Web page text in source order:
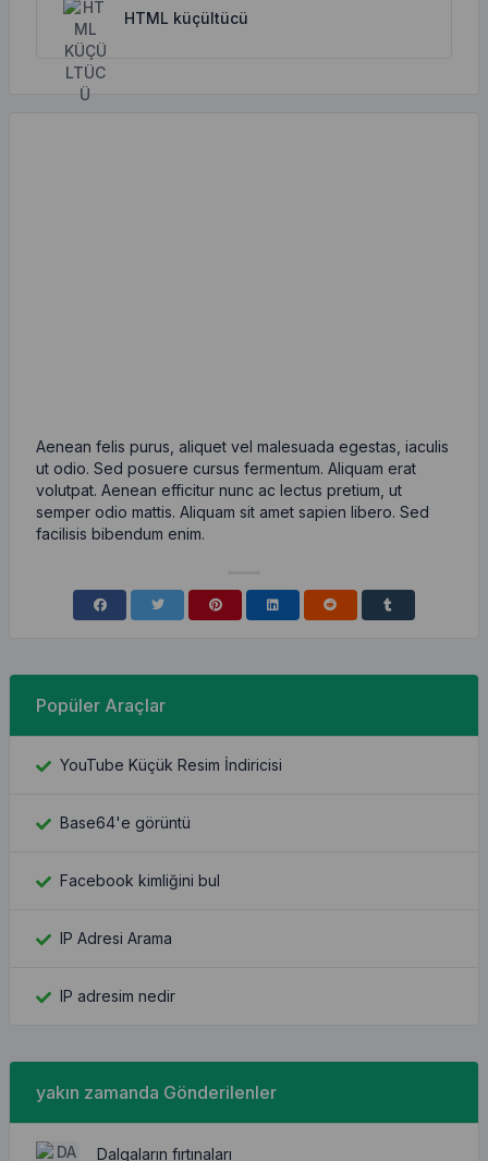
HTML küçültücü
Aenean felis purus, aliquet vel malesuada egestas, iaculis
ut odio. Sed posuere cursus fermentum. Aliquam erat
volutpat. Aenean efficitur nunc ac lectus pretium, ut
semper odio mattis. Aliquam sit amet sapien libero. Sed
facilisis bibendum enim.
Popüler Araçlar
YouTube Küçük Resim İndiricisi
Base64'e görüntü
Facebook kimliğini bul
IP Adresi Arama
IP adresim nedir
yakın zamanda Gönderilenler
Dalgaların fırtınaları